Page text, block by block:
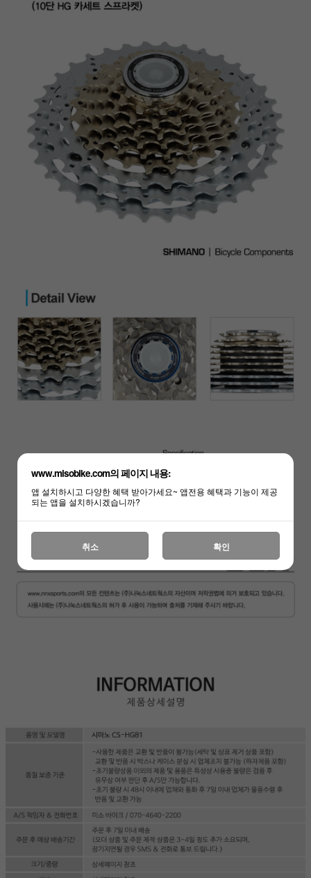
www.misobike.com의 페이지 내용:
앱 설치하시고 다양한 혜택 받아가세요~ 앱전용 혜택과 기능이 제공
되는 앱을 설치하시겠습니까?
취소 확인